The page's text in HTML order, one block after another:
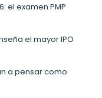
el examen PMP
el mayor IPO
a pensar como